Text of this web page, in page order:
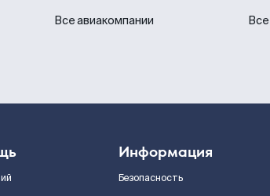
Все авиакомпании
Информация
Безопасность